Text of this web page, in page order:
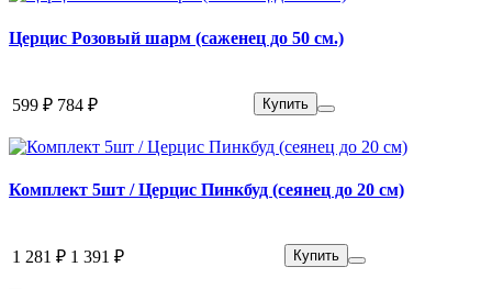
Церцис Розовый шарм (саженец до 50 см.)
599 ₽ 784 ₽ Купить
Комплект 5шт / Церцис Пинкбуд (сеянец до 20 см)
1 281 ₽ 1 391 ₽ Купить